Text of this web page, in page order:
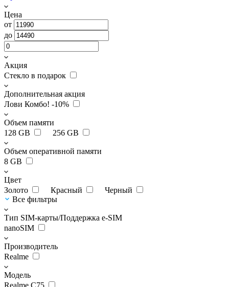
Цена
от
до
Акция
Стекло в подарок
Дополнительная акция
Лови Комбо! -10%
Объем памяти
128 GB
256 GB
Объем оперативной памяти
8 GB
Цвет
Золото
Красный
Черный
Все фильтры
Тип SIM-карты/Поддержка e-SIM
nanoSIM
Производитель
Realme
Модель
Realme C75